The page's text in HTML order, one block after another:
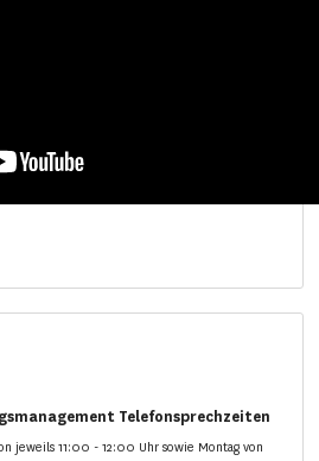
Telefonsprechzeiten
jeweils 11:00 - 12:00 Uhr sowie Montag von